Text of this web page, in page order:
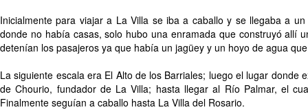
Inicialmente para viajar a La Villa se iba a caballo y se llegaba a
donde no había casas, solo hubo una enramada que construyó allí
detenían los pasajeros ya que había un jagüey y un hoyo de agua
La siguiente escala era El Alto de los Barriales; luego el lugar donde
de Chourio, fundador de La Villa; hasta llegar al Río Palmar, el
Finalmente seguían a caballo hasta La Villa del Rosario.